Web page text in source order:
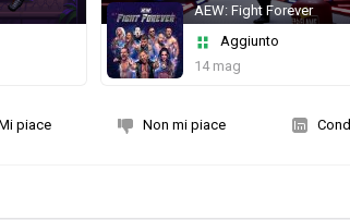
AEW: Fight Forever
Aggiunto
14 mag
piace Non mi piace